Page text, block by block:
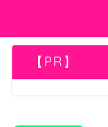
【PR】